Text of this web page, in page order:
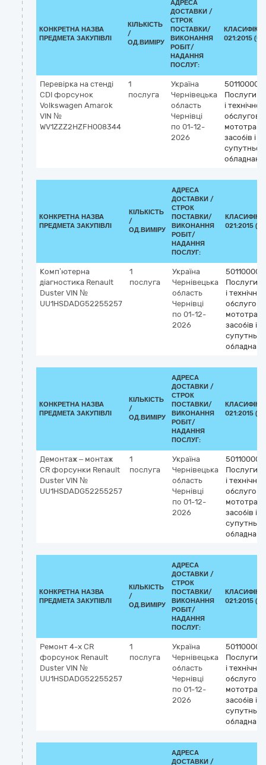
КОНКРЕТНА НАЗВА
ПРЕДМЕТА ЗАКУПІВЛІ
КІЛЬКІСТЬ
/
ОД.ВИМІРУ
АДРЕСА
ДОСТАВКИ /
СТРОК
ПОСТАВКИ/
ВИКОНАННЯ
РОБІТ/
НАДАННЯ
ПОСЛУГ:
021:2015
Перевірка на стенді
CDI форсунок
Volkswagen Amarok
VIN №
WV1ZZZ2HZFH008344
1
послуга
Україна
Чернівецька
область
Чернівці
по 01-12-
2026
50110000-
Послуги з
і
засобів і
КОНКРЕТНА НАЗВА
ПРЕДМЕТА ЗАКУПІВЛІ
КІЛЬКІСТЬ
/
ОД.ВИМІРУ
АДРЕСА
ДОСТАВКИ /
СТРОК
ПОСТАВКИ/
ВИКОНАННЯ
РОБІТ/
НАДАННЯ
ПОСЛУГ:
021:2015
Комп’ютерна
діагностика Renault
Duster VIN №
UU1HSDADG52255257
1
послуга
Україна
Чернівецька
область
Чернівці
по 01-12-
2026
50110000-
Послуги
і
засобів і
КОНКРЕТНА НАЗВА
ПРЕДМЕТА ЗАКУПІВЛІ
КІЛЬКІСТЬ
/
ОД.ВИМІРУ
АДРЕСА
ДОСТАВКИ /
СТРОК
ПОСТАВКИ/
ВИКОНАННЯ
РОБІТ/
НАДАННЯ
ПОСЛУГ:
021:2015
Демонтаж – монтаж
CR форсунки Renault
Duster VIN №
UU1HSDADG52255257
1
послуга
Україна
Чернівецька
область
Чернівці
по 01-12-
2026
50110000-
Послуги
і
засобів і
КОНКРЕТНА НАЗВА
ПРЕДМЕТА ЗАКУПІВЛІ
КІЛЬКІСТЬ
/
ОД.ВИМІРУ
АДРЕСА
ДОСТАВКИ /
СТРОК
ПОСТАВКИ/
ВИКОНАННЯ
РОБІТ/
НАДАННЯ
ПОСЛУГ:
021:2015
Ремонт 4-х CR
форсунок Renault
Duster VIN №
UU1HSDADG52255257
1
послуга
Україна
Чернівецька
область
Чернівці
по 01-12-
2026
50110000-
Послуги
і
засобів і
АДРЕСА
ДОСТАВКИ /